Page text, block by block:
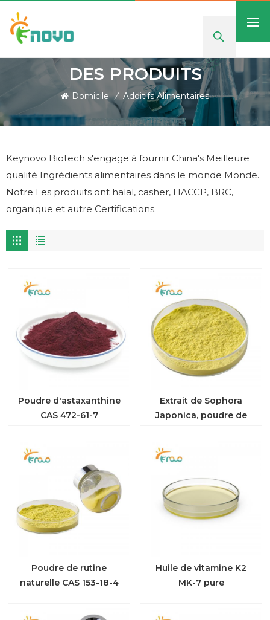
DES PRODUITS
Domicile / Additifs Alimentaires
Keynovo Biotech s'engage à fournir China's Meilleure
qualité Ingrédients alimentaires dans le monde Monde.
Notre Les produits ont halal, casher, HACCP, BRC,
organique et autre Certifications.
Poudre d'astaxanthine
CAS 472-61-7
Extrait de Sophora
Japonica, poudre de
Poudre de rutine
naturelle CAS 153-18-4
Huile de vitamine K2
MK-7 pure